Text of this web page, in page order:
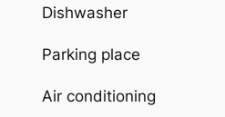
Dishwasher
Parking place
Air conditioning